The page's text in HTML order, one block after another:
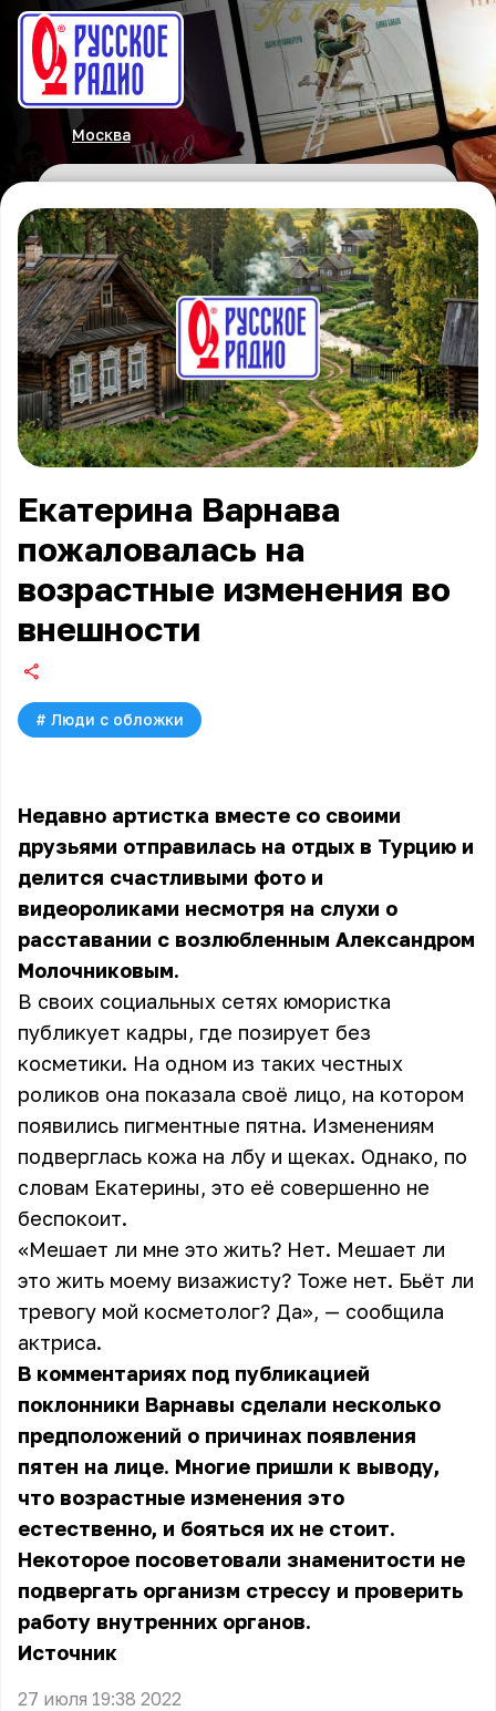
Москва
Екатерина Варнава
пожаловалась на
возрастные изменения во
внешности
# Люди с обложки
Недавно артистка вместе со своими
друзьями отправилась на отдых в Турцию и
делится счастливыми фото и
видеороликами несмотря на слухи о
расставании с возлюбленным Александром
Молочниковым.
В своих социальных сетях юмористка
публикует кадры, где позирует без
косметики. На одном из таких честных
роликов она показала своё лицо, на котором
появились пигментные пятна. Изменениям
подверглась кожа на лбу и щеках. Однако, по
словам Екатерины, это её совершенно не
беспокоит.
«Мешает ли мне это жить? Нет. Мешает ли
это жить моему визажисту? Тоже нет. Бьёт ли
тревогу мой косметолог? Да», — сообщила
актриса.
В комментариях под публикацией
поклонники Варнавы сделали несколько
предположений о причинах появления
пятен на лице. Многие пришли к выводу,
что возрастные изменения это
естественно, и бояться их не стоит.
Некоторое посоветовали знаменитости не
подвергать организм стрессу и проверить
работу внутренних органов.
Источник
27 июля 19:38 2022